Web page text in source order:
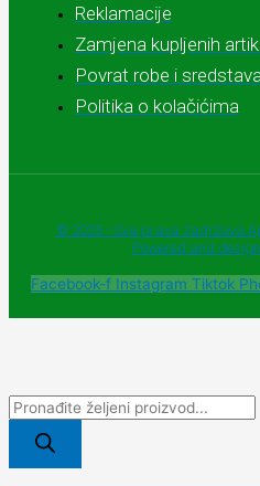
Reklamacije
Zamjena kupljenih
Povrat robe i
Politika o kolačićima
© 2025 - Sva prava zadržava
Powered and
Facebook-f Instagram Tiktok